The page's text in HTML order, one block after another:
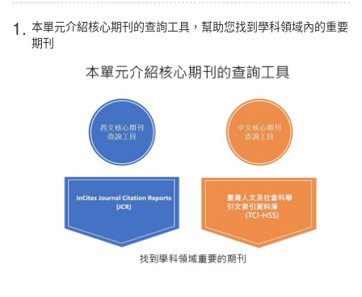
1. 本單元介紹核心期刊的查詢工具，幫助您找到學科領域內的重要
期刊